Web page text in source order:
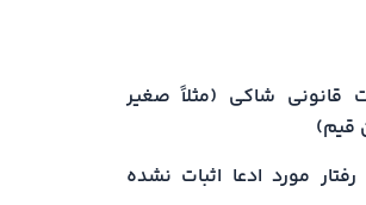
قانونی شاکی (مثلاً صغیر
قیم)
مورد ادعا اثبات نشده